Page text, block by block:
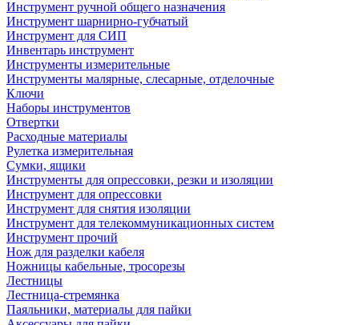
Инструмент ручной общего назначения
Инструмент шарнирно-губчатый
Инструмент для СИП
Инвентарь инструмент
Инструменты измерительные
Инструменты малярные, слесарные, отделочные
Ключи
Наборы инструментов
Отвертки
Расходные материалы
Рулетка измерительная
Сумки, ящики
Инструменты для опрессовки, резки и изоляции
Инструмент для опрессовки
Инструмент для снятия изоляции
Инструмент для телекоммуникационных систем
Инструмент прочий
Нож для разделки кабеля
Ножницы кабельные, тросорезы
Лестницы
Лестница-стремянка
Паяльники, материалы для пайки